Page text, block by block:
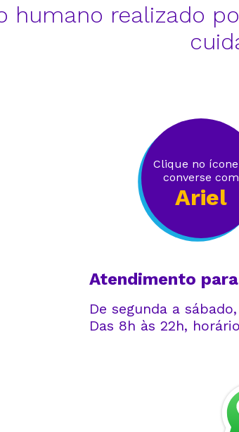
humano realizado
Clique no
converse com
Ariel
Atendimento
De segunda a
Das 8h às 22h,